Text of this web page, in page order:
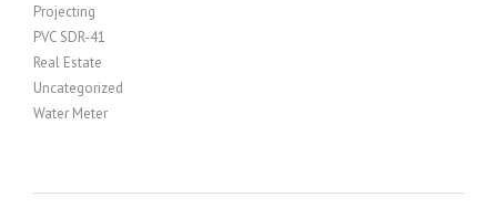
Projecting
PVC SDR-41
Real Estate
Uncategorized
Water Meter